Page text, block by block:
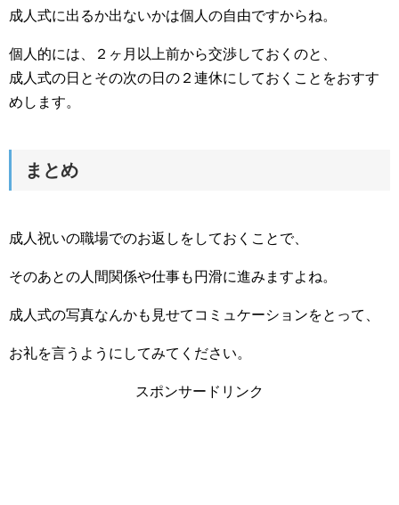
成人式に出るか出ないかは個人の自由ですからね。
個人的には、２ヶ月以上前から交渉しておくのと、
成人式の日とその次の日の２連休にしておくことをおすす
めします。
まとめ
成人祝いの職場でのお返しをしておくことで、
そのあとの人間関係や仕事も円滑に進みますよね。
成人式の写真なんかも見せてコミュケーションをとって、
お礼を言うようにしてみてください。
スポンサードリンク